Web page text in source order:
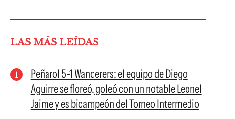
LAS MÁS LEÍDAS
Peñarol 5-1 Wanderers: el equipo de Diego
Aguirre se floreó, goleó con un notable Leonel
Jaime y es bicampeón del Torneo Intermedio